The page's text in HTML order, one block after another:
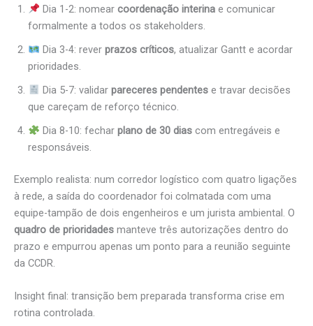
Dia 1-2: nomear coordenação interinae comunicar
formalmente a todos os stakeholders.
Dia 3-4: rever prazos críticos, atualizar Gantt e acordar
prioridades.
Dia 5-7: validar pareceres pendentese travar decisões
que careçam de reforço técnico.
Dia 8-10: fechar plano de 30 diascom entregáveis e
responsáveis.
Exemplo realista: num corredor logístico com quatro ligações
à rede, a saída do coordenador foi colmatada com uma
equipe-tampão de dois engenheiros e um jurista ambiental. O
quadro de prioridades manteve três autorizações dentro do
prazo e empurrou apenas um ponto para a reunião seguinte
da CCDR.
Insight final: transição bem preparada transforma crise em
rotina controlada.